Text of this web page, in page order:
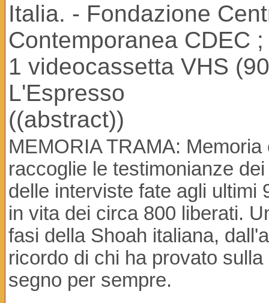
Italia. - Fondazione
Contemporanea CDEC
1 videocassetta VHS
L'Espresso
((abstract))
MEMORIA TRAMA:
raccoglie le testimonianze
delle interviste fate agli ultimi
in vita dei circa 800 liberati.
fasi della Shoah italiana,
ricordo di chi ha provato
segno per sempre.